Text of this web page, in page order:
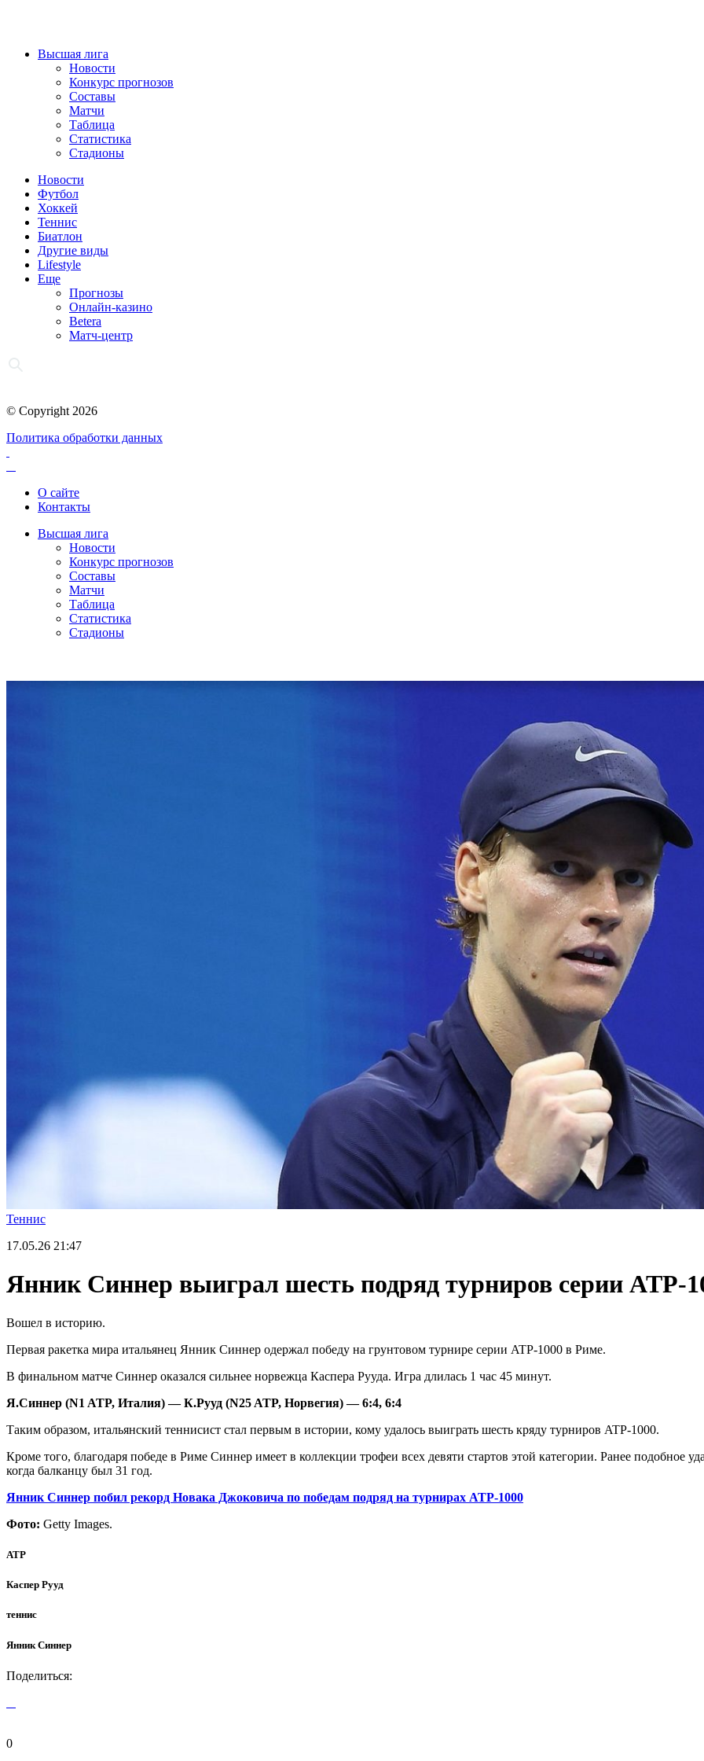
Высшая лига
Новости
Конкурс прогнозов
Составы
Матчи
Таблица
Статистика
Стадионы
Новости
Футбол
Хоккей
Теннис
Биатлон
Другие виды
Lifestyle
Еще
Прогнозы
Онлайн-казино
Betera
Матч-центр
© Copyright 2026
Политика обработки данных
О сайте
Контакты
Высшая лига
Новости
Конкурс прогнозов
Составы
Матчи
Таблица
Статистика
Стадионы
Теннис
17.05.26 21:47
Янник Синнер выиграл шесть подряд турниров серии ATP-
Вошел в историю.
Первая ракетка мира итальянец Янник Синнер одержал победу на грунтовом турнире серии ATP-1000 в Риме.
В финальном матче Синнер оказался сильнее норвежца Каспера Рууда. Игра длилась 1 час 45 минут.
Я.Синнер (N1 ATP, Италия) — К.Рууд (N25 ATP, Норвегия) — 6:4, 6:4
Таким образом, итальянский теннисист стал первым в истории, кому удалось выиграть шесть кряду турниров ATP-1000.
Кроме того, благодаря победе в Риме Синнер имеет в коллекции трофеи всех девяти стартов этой категории. Ранее подобное
когда балканцу был 31 год.
Янник Синнер побил рекорд Новака Джоковича по победам подряд на турнирах ATP-1000
Фото: Getty Images.
ATP
Каспер Рууд
теннис
Янник Синнер
Поделиться:
0